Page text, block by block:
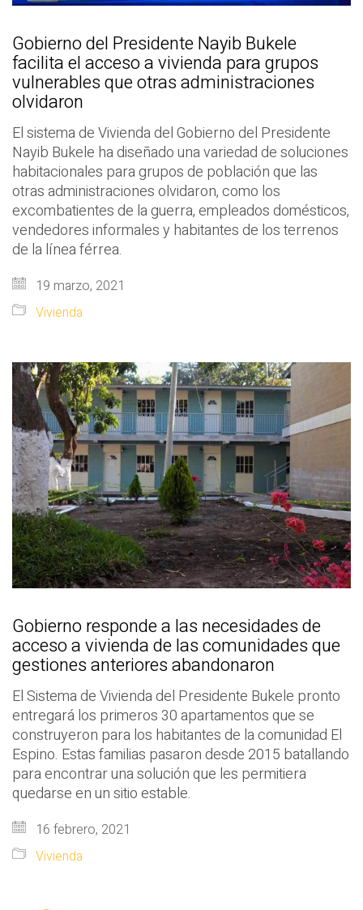
Gobierno del Presidente Nayib Bukele
facilita el acceso a vivienda para grupos
vulnerables que otras administraciones
olvidaron
El sistema de Vivienda del Gobierno del Presidente
Nayib Bukele ha diseñado una variedad de soluciones
habitacionales para grupos de población que las
otras administraciones olvidaron, como los
excombatientes de la guerra, empleados domésticos,
vendedores informales y habitantes de los terrenos
de la línea férrea.
19 marzo, 2021
Vivienda
Gobierno responde a las necesidades de
acceso a vivienda de las comunidades que
gestiones anteriores abandonaron
El Sistema de Vivienda del Presidente Bukele pronto
entregará los primeros 30 apartamentos que se
construyeron para los habitantes de la comunidad El
Espino. Estas familias pasaron desde 2015 batallando
para encontrar una solución que les permitiera
quedarse en un sitio estable.
16 febrero, 2021
Vivienda